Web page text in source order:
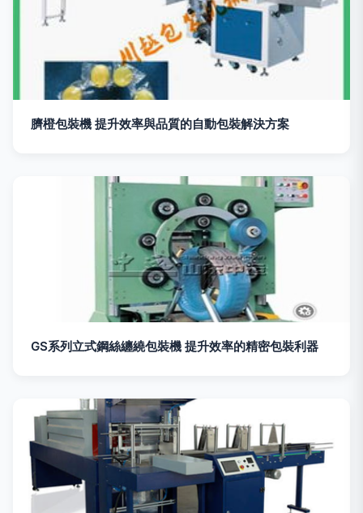
臍橙包裝機 提升效率與品質的自動包裝解決方案
GS系列立式鋼絲纏繞包裝機 提升效率的精密包裝利器